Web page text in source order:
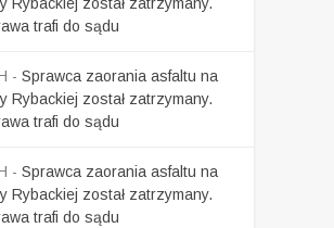
trafi do sądu
- Sprawca zaorania asfaltu na
Rybackiej został zatrzymany.
trafi do sądu
- Sprawca zaorania asfaltu na
Rybackiej został zatrzymany.
trafi do sądu